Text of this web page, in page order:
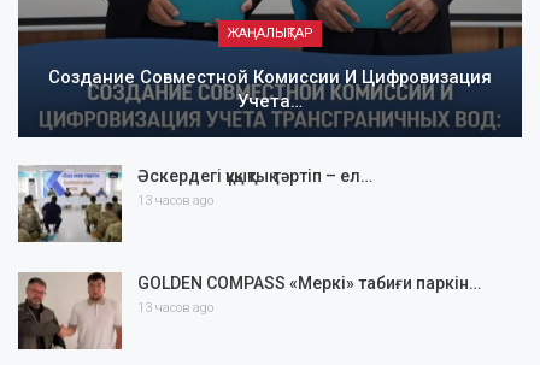
ЖАҢАЛЫҚТАР
Создание Совместной Комиссии И Цифровизация
Учета…
Әскердегі құқықтық тәртіп – ел…
13 часов ago
GOLDEN COMPASS «Меркі» табиғи паркін…
13 часов ago